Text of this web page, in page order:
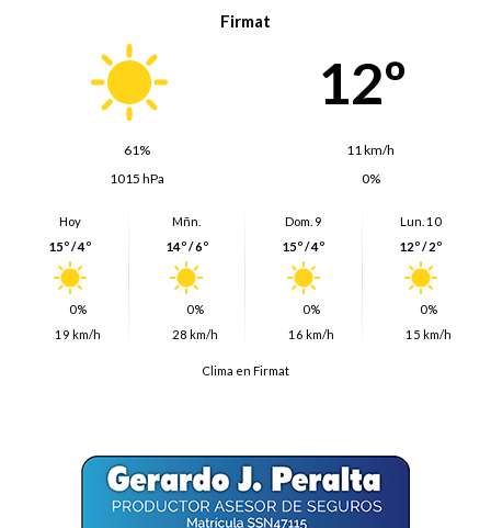
Firmat
12º
61%
11 km/h
1015 hPa
0%
Hoy
15º / 4º
0%
19 km/h
Mñn.
14º / 6º
0%
28 km/h
Dom. 9
15º / 4º
0%
16 km/h
Lun. 10
12º / 2º
0%
15 km/h
Clima en Firmat